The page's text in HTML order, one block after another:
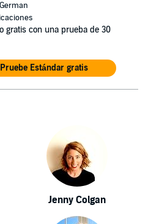
o gratis con una prueba de 30
Pruebe Estándar gratis
Jenny Colgan